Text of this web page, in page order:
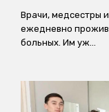
Врачи, медсестры
ежедневно
больных. Им уж…